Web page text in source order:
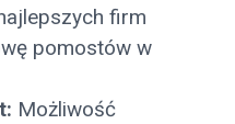
firm
pomostów w
Możliwość